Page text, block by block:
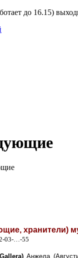
до 16.15)
хранители)
03-…-55
Анжела